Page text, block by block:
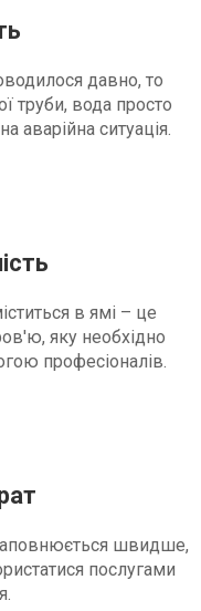
давно, то
труби, вода просто
аварійна ситуація.
в ямі – це
яку необхідно
професіоналів.
швидше,
послугами